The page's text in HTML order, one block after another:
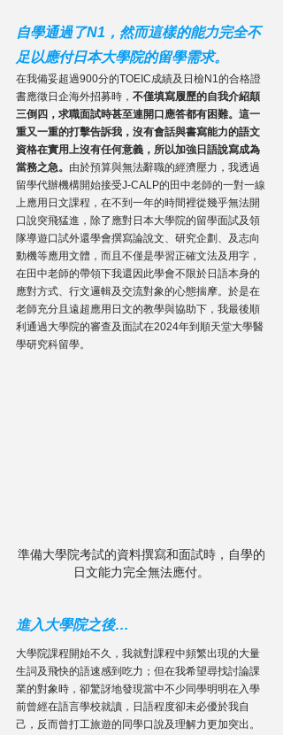
自學通過了N1，然而這樣的能力完全不
足以應付日本大學院的留學需求。
在我備妥超過900分的TOEIC成績及日檢N1的合格證
書應徵日企海外招募時， 不僅填寫履歷的自我介紹顛
三倒四，求職面試時甚至連開口應答都有困難。這一
重又一重的打擊告訴我，沒有會話與書寫能力的語文
資格在實用上沒有任何意義，所以加強日語說寫成為
當務之急。 由於預算與無法辭職的經濟壓力，我透過
留學代辦機構開始接受J-CALP的田中老師的一對一線
上應用日文課程，在不到一年的時間裡從幾乎無法開
口說突飛猛進，除了應對日本大學院的留學面試及領
隊導遊口試外還學會撰寫論說文、研究企劃、及志向
動機等應用文體，而且不僅是學習正確文法及用字，
在田中老師的帶領下我還因此學會不限於日語本身的
應對方式、行文邏輯及交流對象的心態揣摩。於是在
老師充分且遠超應用日文的教學與協助下，我最後順
利通過大學院的審查及面試在2024年到順天堂大學醫
學研究科留學。
準備大學院考試的資料撰寫和面試時，自學的
日文能力完全無法應付。
進入大學院之後…
大學院課程開始不久，我就對課程中頻繁出現的大量
生詞及飛快的語速感到吃力；但在我希望尋找討論課
業的對象時，卻驚訝地發現當中不少同學明明在入學
前曾經在語言學校就讀，日語程度卻未必優於我自
己，反而曾打工旅遊的同學口說及理解力更加突出。